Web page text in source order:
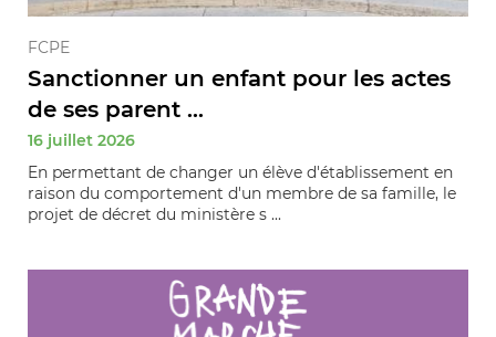
FCPE
Sanctionner un enfant pour les actes
de ses parent ...
16 juillet 2026
En permettant de changer un élève d'établissement en
raison du comportement d'un membre de sa famille, le
projet de décret du ministère s ...